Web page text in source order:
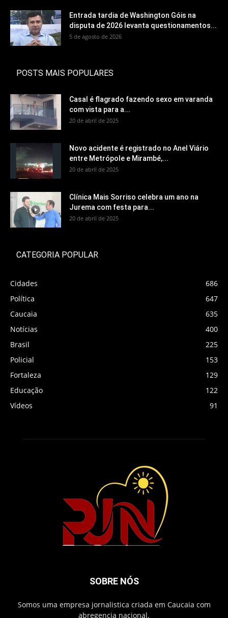
Entrada tardia de Washington Góis na
disputa de 2026 levanta questionamentos...
5 de agosto de 2026
POSTS MAIS POPULARES
Casal é flagrado fazendo sexo em varanda
com vista para a...
20 de abril de 2025
Novo acidente é registrado no Anel Viário
entre Metrópole e Mirambé,...
20 de abril de 2025
Clínica Mais Sorriso celebra um ano na
Jurema com festa para...
20 de abril de 2025
CATEGORIA POPULAR
Cidades
686
Política
647
Caucaia
635
Notícias
400
Brasil
225
Policial
153
Fortaleza
129
Educação
122
Vídeos
91
SOBRE NÓS
Somos uma empresa jornalistica criada em Caucaia com
abregencia nacional.